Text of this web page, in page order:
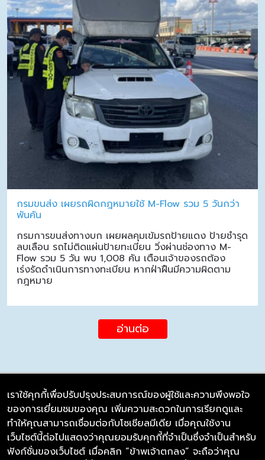
กรมขนส่ง เผยรถผิดกฎหมายใช้ M-Flow รวม 5 วันกว่า
พันคัน
กรมการขนส่งทางบก เผยผลคุมเข้มรถป้ายแดง ป้ายชำรุด
ลบเลือน รถไม่ติดแผ่นป้ายทะเบียน วิ่งผ่านช่องทาง M-
Flow รวม 5 วัน พบ 1,008 คัน เตือนเจ้าของรถต้อง
เร่งรัดดำเนินการทางทะเบียน หากฝ่าฝืนมีความผิดตาม
กฎหมาย
อ่านต่อ
บริษัท ซิมลิงค์ จำกัด
98/226 Bangrakyai-Baanmai Road,
Bangyai, Nonthaburi 11140
เราใช้คุกกี้เพื่อปรับปรุงประสบการณ์ของผู้ใช้และความพึงพอใจ
ของการเยี่ยมชมของคุณ เพิ่มความสะดวกในการเรียกดูและ
ทำให้คุณสามารถเชื่อมต่อกับโซเชียลมีเดีย เมื่อคุณใช้งาน
เว็บไซต์นี้ต่อไปแสดงว่าคุณยอมรับคุกกี้ที่จำเป็นซึ่งจำเป็นสำหรับ
ฟังก์ชั่นของเว็บไซต์ เมื่อคลิก “ข้าพเจ้าตกลง” จะถือว่าคุณ